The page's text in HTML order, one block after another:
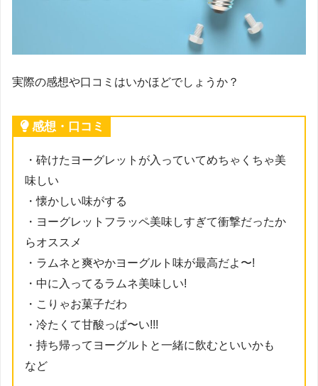
実際の感想や口コミはいかほどでしょうか？
感想・口コミ
・砕けたヨーグレットが入っていてめちゃくちゃ美
味しい
・懐かしい味がする
・ヨーグレットフラッペ美味しすぎて衝撃だったか
らオススメ
・ラムネと爽やかヨーグルト味が最高だよ〜!
・中に入ってるラムネ美味しい!
・こりゃお菓子だわ
・冷たくて甘酸っぱ〜い!!!
・持ち帰ってヨーグルトと一緒に飲むといいかも
など